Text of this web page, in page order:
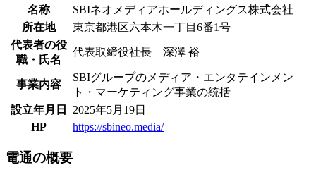
名称
SBIネオメディアホールディングス株式会社
所在地
東京都港区六本木一丁目6番1号
代表者の役
職・氏名
代表取締役社長 深澤 裕
事業内容
SBIグループのメディア・エンタテインメン
ト・マーケティング事業の統括
設立年月日
2025年5月19日
HP
https://sbineo.media/
電通の概要